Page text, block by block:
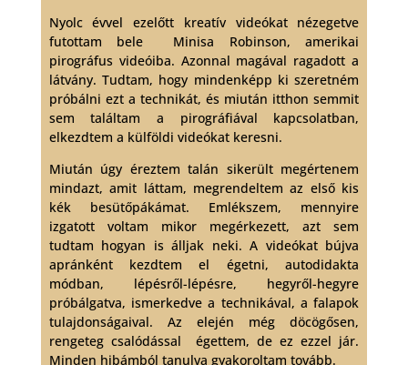
Nyolc évvel ezelőtt kreatív videókat nézegetve
futottam bele Minisa Robinson, amerikai
pirográfus videóiba. Azonnal magával ragadott a
látvány. Tudtam, hogy mindenképp ki szeretném
próbálni ezt a technikát, és miután itthon semmit
sem találtam a pirográfiával kapcsolatban,
elkezdtem a külföldi videókat keresni.
Miután úgy éreztem talán sikerült megértenem
mindazt, amit láttam, megrendeltem az első kis
kék besütőpákámat. Emlékszem, mennyire
izgatott voltam mikor megérkezett, azt sem
tudtam hogyan is álljak neki. A videókat bújva
apránként kezdtem el égetni, autodidakta
módban, lépésről-lépésre, hegyről-hegyre
próbálgatva, ismerkedve a technikával, a falapok
tulajdonságaival. Az elején még döcögősen,
rengeteg csalódással égettem, de ez ezzel jár.
Minden hibámból tanulva gyakoroltam tovább.